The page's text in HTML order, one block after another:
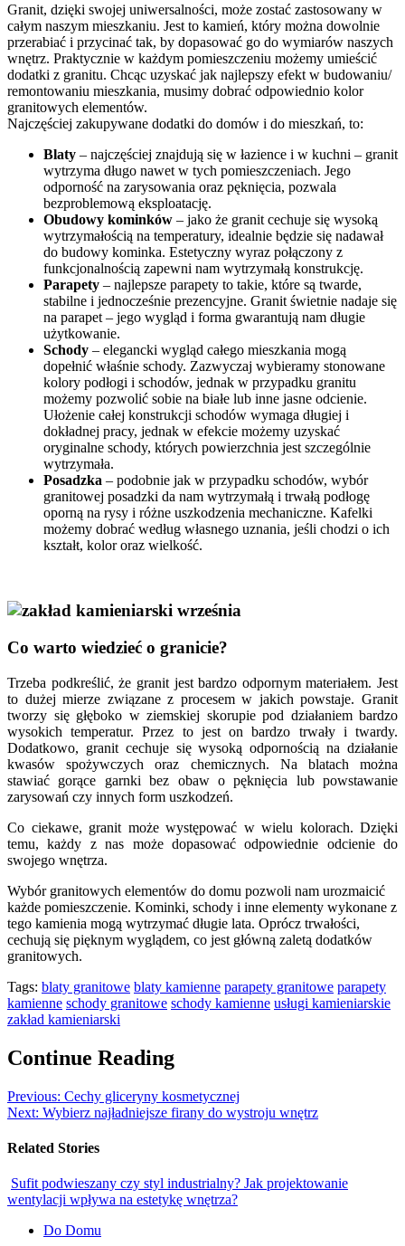
Granit, dzięki swojej uniwersalności, może zostać zastosowany w
całym naszym mieszkaniu. Jest to kamień, który można dowolnie
przerabiać i przycinać tak, by dopasować go do wymiarów naszych
wnętrz. Praktycznie w każdym pomieszczeniu możemy umieścić
dodatki z granitu. Chcąc uzyskać jak najlepszy efekt w budowaniu/
remontowaniu mieszkania, musimy dobrać odpowiednio kolor
granitowych elementów.
Najczęściej zakupywane dodatki do domów i do mieszkań, to:
Blaty – najczęściej znajdują się w łazience i w kuchni – granit
wytrzyma długo nawet w tych pomieszczeniach. Jego
odporność na zarysowania oraz pęknięcia, pozwala
bezproblemową eksploatację.
Obudowy kominków – jako że granit cechuje się wysoką
wytrzymałością na temperatury, idealnie będzie się nadawał
do budowy kominka. Estetyczny wyraz połączony z
funkcjonalnością zapewni nam wytrzymałą konstrukcję.
Parapety – najlepsze parapety to takie, które są twarde,
stabilne i jednocześnie prezencyjne. Granit świetnie nadaje się
na parapet – jego wygląd i forma gwarantują nam długie
użytkowanie.
Schody – elegancki wygląd całego mieszkania mogą
dopełnić właśnie schody. Zazwyczaj wybieramy stonowane
kolory podłogi i schodów, jednak w przypadku granitu
możemy pozwolić sobie na białe lub inne jasne odcienie.
Ułożenie całej konstrukcji schodów wymaga długiej i
dokładnej pracy, jednak w efekcie możemy uzyskać
oryginalne schody, których powierzchnia jest szczególnie
wytrzymała.
Posadzka – podobnie jak w przypadku schodów, wybór
granitowej posadzki da nam wytrzymałą i trwałą podłogę
oporną na rysy i różne uszkodzenia mechaniczne. Kafelki
możemy dobrać według własnego uznania, jeśli chodzi o ich
kształt, kolor oraz wielkość.
Co warto wiedzieć o granicie?
Trzeba podkreślić, że granit jest bardzo odpornym materiałem. Jest
to dużej mierze związane z procesem w jakich powstaje. Granit
tworzy się głęboko w ziemskiej skorupie pod działaniem bardzo
wysokich temperatur. Przez to jest on bardzo trwały i twardy.
Dodatkowo, granit cechuje się wysoką odpornością na działanie
kwasów spożywczych oraz chemicznych. Na blatach można
stawiać gorące garnki bez obaw o pęknięcia lub powstawanie
zarysowań czy innych form uszkodzeń.
Co ciekawe, granit może występować w wielu kolorach. Dzięki
temu, każdy z nas może dopasować odpowiednie odcienie do
swojego wnętrza.
Wybór granitowych elementów do domu pozwoli nam urozmaicić
każde pomieszczenie. Kominki, schody i inne elementy wykonane z
tego kamienia mogą wytrzymać długie lata. Oprócz trwałości,
cechują się pięknym wyglądem, co jest główną zaletą dodatków
granitowych.
Tags: blaty granitowe blaty kamienne parapety granitowe parapety
kamienne schody granitowe schody kamienne usługi kamieniarskie
zakład kamieniarski
Continue Reading
Previous: Cechy gliceryny kosmetycznej
Next: Wybierz najładniejsze firany do wystroju wnętrz
Related Stories
Sufit podwieszany czy styl industrialny? Jak projektowanie
wentylacji wpływa na estetykę wnętrza?
Do Domu